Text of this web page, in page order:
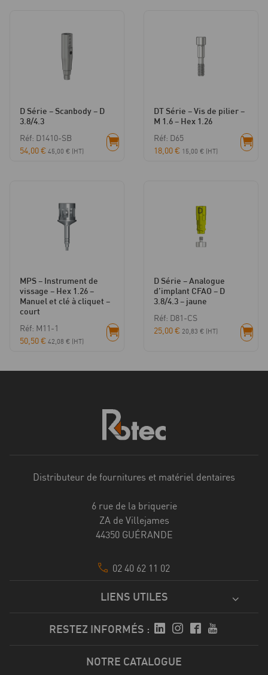
D Série – Scanbody – D
3.8/4.3
Réf: D1410-SB
54,00€ 45,00 € (HT)
DT Série – Vis de pilier –
M 1.6 – Hex 1.26
Réf: D65
18,00€ 15,00 € (HT)
MPS – Instrument de
vissage – Hex 1.26 –
Manuel et clé à cliquet –
court
Réf: M11-1
50,50€ 42,08 € (HT)
D Série – Analogue
d’implant CFAO – D
3.8/4.3 – jaune
Réf: D81-CS
25,00€ 20,83 € (HT)
Distributeur de fournitures et matériel dentaires
6 rue de la briquerie
ZA de Villejames
44350 GUÉRANDE
02 40 62 11 02
LIENS UTILES
RESTEZ INFORMÉS :
NOTRE CATALOGUE